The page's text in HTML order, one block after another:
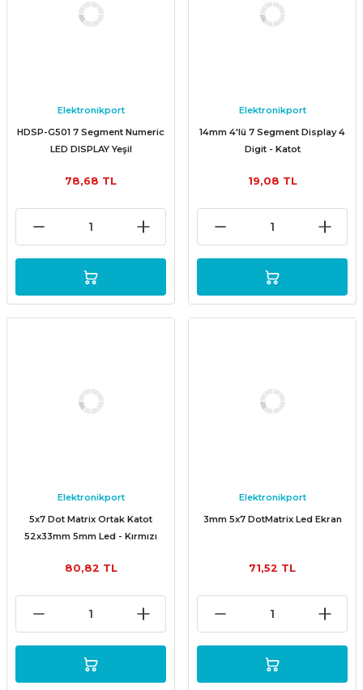
Elektronikport
HDSP-G501 7 Segment Numeric
LED DISPLAY Yeşil
78,68 TL
Elektronikport
14mm 4'lü 7 Segment Display 4
Digit - Katot
19,08 TL
Elektronikport
5x7 Dot Matrix Ortak Katot
52x33mm 5mm Led - Kırmızı
80,82 TL
Elektronikport
3mm 5x7 DotMatrix Led Ekran
71,52 TL